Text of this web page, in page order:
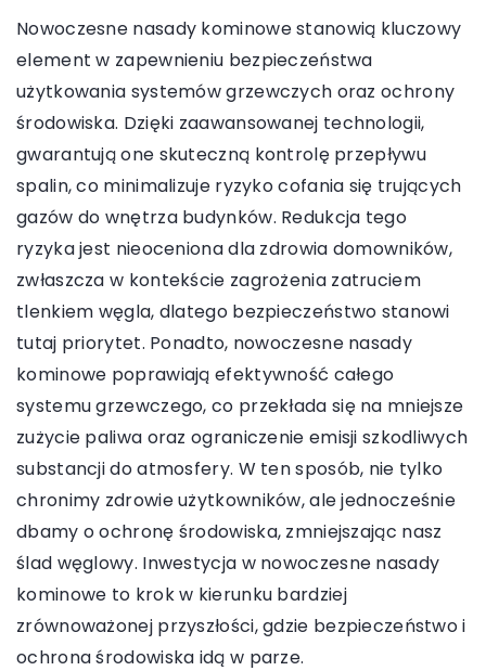
Nowoczesne nasady kominowe stanowią kluczowy
element w zapewnieniu bezpieczeństwa
użytkowania systemów grzewczych oraz ochrony
środowiska. Dzięki zaawansowanej technologii,
gwarantują one skuteczną kontrolę przepływu
spalin, co minimalizuje ryzyko cofania się trujących
gazów do wnętrza budynków. Redukcja tego
ryzyka jest nieoceniona dla zdrowia domowników,
zwłaszcza w kontekście zagrożenia zatruciem
tlenkiem węgla, dlatego bezpieczeństwo stanowi
tutaj priorytet. Ponadto, nowoczesne nasady
kominowe poprawiają efektywność całego
systemu grzewczego, co przekłada się na mniejsze
zużycie paliwa oraz ograniczenie emisji szkodliwych
substancji do atmosfery. W ten sposób, nie tylko
chronimy zdrowie użytkowników, ale jednocześnie
dbamy o ochronę środowiska, zmniejszając nasz
ślad węglowy. Inwestycja w nowoczesne nasady
kominowe to krok w kierunku bardziej
zrównoważonej przyszłości, gdzie bezpieczeństwo i
ochrona środowiska idą w parze.